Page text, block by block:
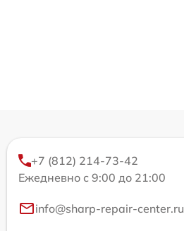
+7 (812) 214-73-42
Ежедневно с 9:00 до 21:00
info@sharp-repair-center.ru